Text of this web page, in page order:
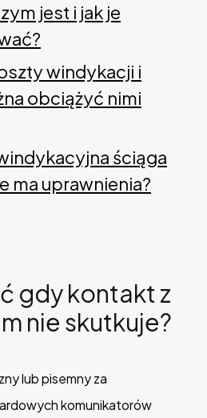
jest i jak je
windykacji i
obciążyć nimi
ściąga
ma uprawnienia?
gdy kontakt z
nie skutkuje?
lub pisemny za
komunikatorów